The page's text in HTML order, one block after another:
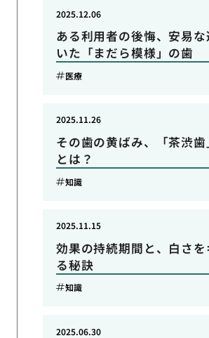
ある利用者の後悔、安易
いた「まだら模様」の歯
2025.12.06
医療
その歯の黄ばみ、「茶渋
とは？
2025.11.26
知識
効果の持続期間と、白さを
る秘訣
2025.11.15
知識
2025.06.30